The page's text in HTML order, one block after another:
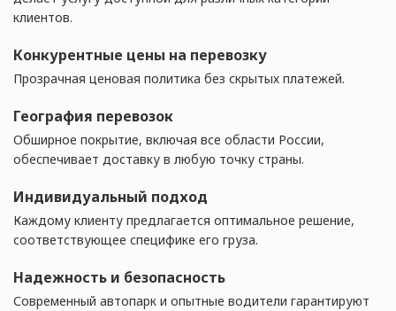
клиентов.
Конкурентные цены на перевозку
Прозрачная ценовая политика без скрытых платежей.
География перевозок
Обширное покрытие, включая все области России,
обеспечивает доставку в любую точку страны.
Индивидуальный подход
Каждому клиенту предлагается оптимальное решение,
соответствующее специфике его груза.
Надежность и безопасность
Современный автопарк и опытные водители гарантируют